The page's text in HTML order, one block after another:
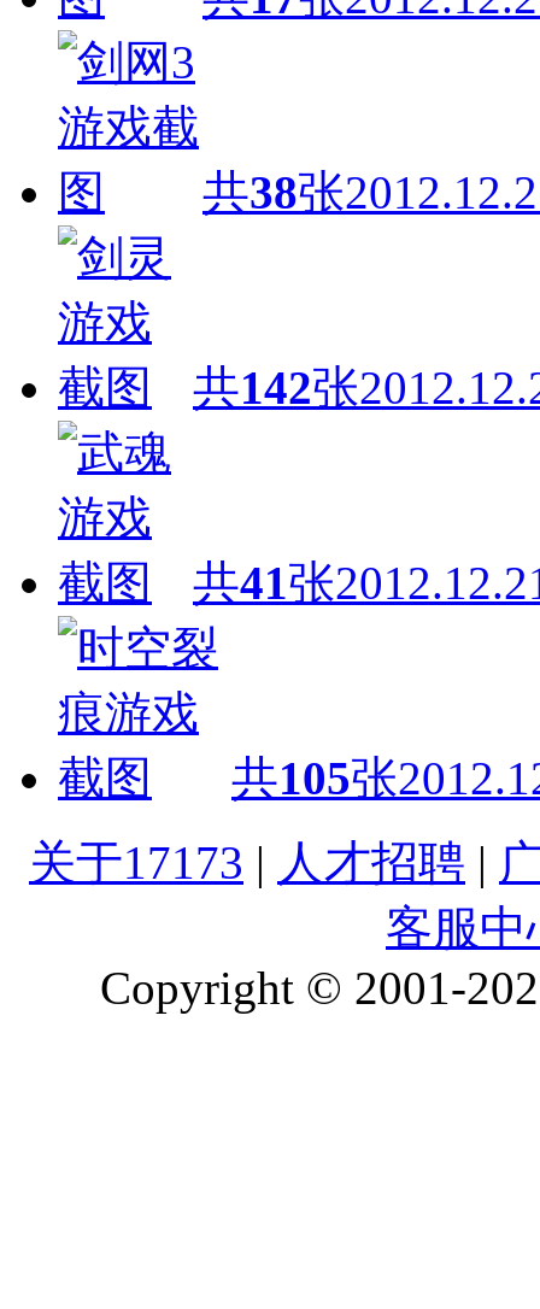
共38张
共142张
共41张
共105张
关于17173 | 人才招聘 |
客服中
Copyright © 2001-